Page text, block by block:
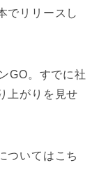
でリリースし
GO。すでに社
上がりを見せ
ついてはこち